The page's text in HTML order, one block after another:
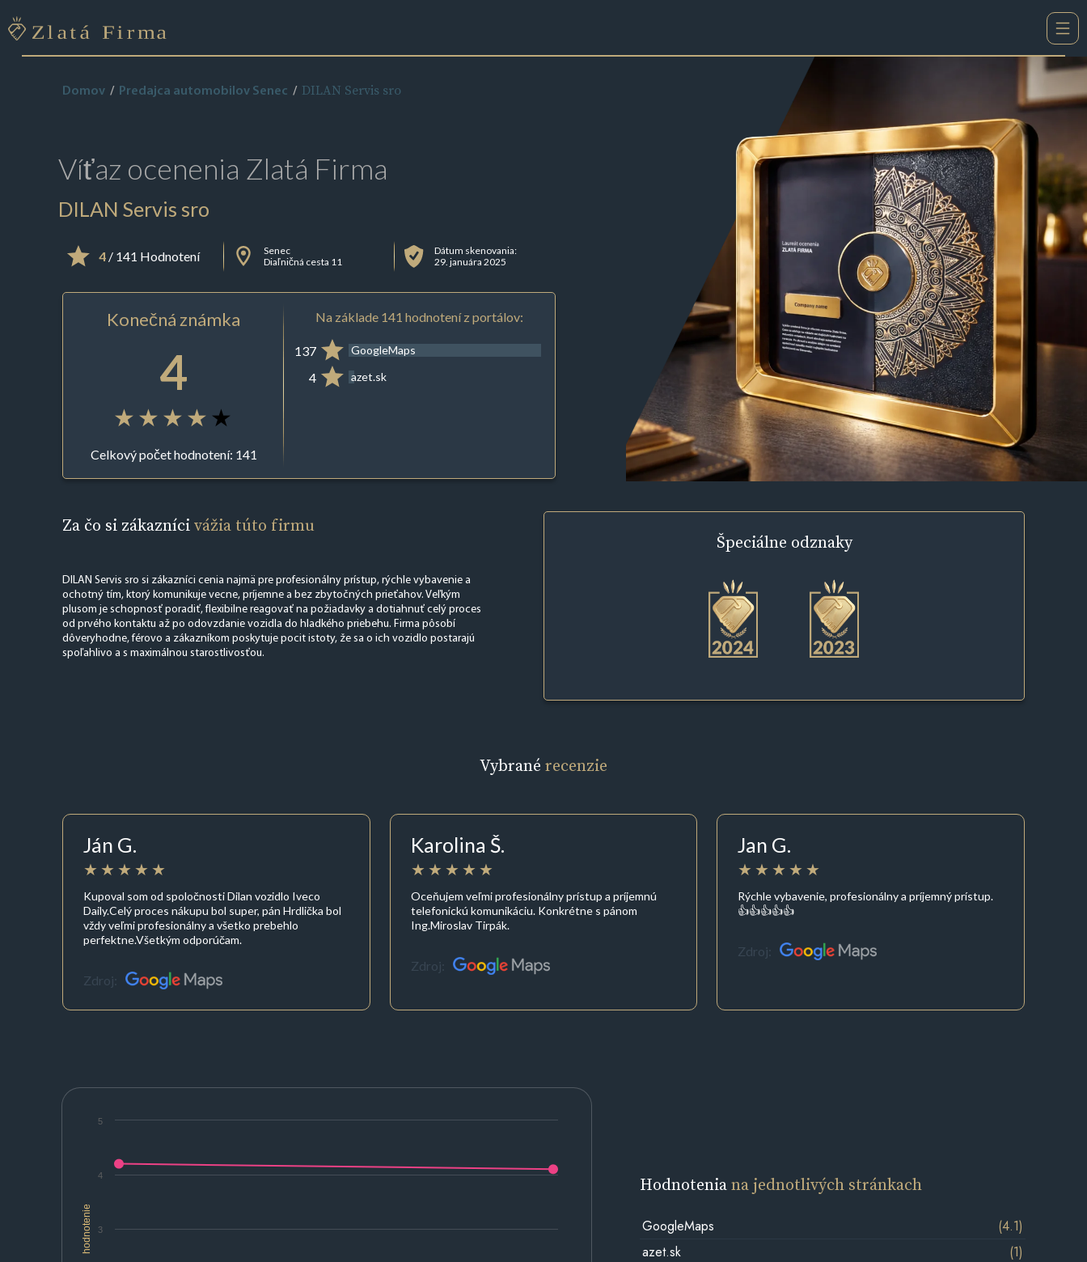
Domov Predajca automobilov Senec DILAN Servis sro
Víťaz ocenenia Zlatá Firma
DILAN Servis sro
4/ 141 Hodnotení
Senec
Diaľničná cesta 11
Dátum skenovania:
29. januára 2025
Konečná známka
4
Celkový počet hodnotení: 141
Na základe 141 hodnotení z portálov:
137 GoogleMaps
4 azet.sk
Za čo si zákaznícivážia túto firmu
DILAN Servis sro si zákazníci cenia najmä pre profesionálny prístup, rýchle vybavenie a
ochotný tím, ktorý komunikuje vecne, príjemne a bez zbytočných prieťahov. Veľkým
plusom je schopnosť poradiť, flexibilne reagovať na požiadavky a dotiahnuť celý proces
od prvého kontaktu až po odovzdanie vozidla do hladkého priebehu. Firma pôsobí
dôveryhodne, férovo a zákazníkom poskytuje pocit istoty, že sa o ich vozidlo postarajú
spoľahlivo a s maximálnou starostlivosťou.
Špeciálne odznaky
Vybrané recenzie
Ján G.
Kupoval som od spoločnosti Dilan vozidlo Iveco
Daily.Celý proces nákupu bol super, pán Hrdlička bol
vždy veľmi profesionálny a všetko prebehlo
perfektne.Všetkým odporúčam.
Zdroj:
Karolina Š.
Oceňujem veľmi profesionálny prístup a príjemnú
telefonickú komunikáciu. Konkrétne s pánom
Ing.Miroslav Tirpák.
Zdroj:
Jan G.
Rýchle vybavenie, profesionálny a príjemný prístup.
👍👍👍👍👍
Zdroj:
hodnotenie 3
4
5
Hodnoteniana jednotlivých stránkach
GoogleMaps
(4.1)
azet.sk
(1)